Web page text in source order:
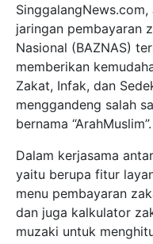
jaringan pembayaran
Nasional (BAZNAS)
memberikan
Zakat, Infak, dan
menggandeng salah
bernama “ArahMuslim”.
Dalam kerjasama
yaitu berupa fitur
menu pembayaran
dan juga kalkulator
muzaki untuk